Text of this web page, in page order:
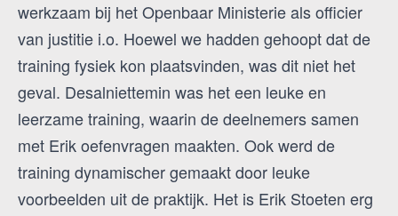
werkzaam bij het Openbaar Ministerie als officier
van justitie i.o. Hoewel we hadden gehoopt dat de
training fysiek kon plaatsvinden, was dit niet het
geval. Desalniettemin was het een leuke en
leerzame training, waarin de deelnemers samen
met Erik oefenvragen maakten. Ook werd de
training dynamischer gemaakt door leuke
voorbeelden uit de praktijk. Het is Erik Stoeten erg